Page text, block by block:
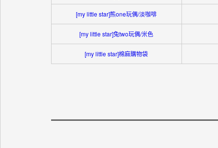
[my little star]熊one玩偶/淡咖啡
[my little star]兔two玩偶/米色
[my little star]棉麻購物袋